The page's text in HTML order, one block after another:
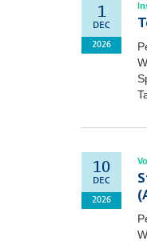
1
DEC
2026
10
DEC
2026